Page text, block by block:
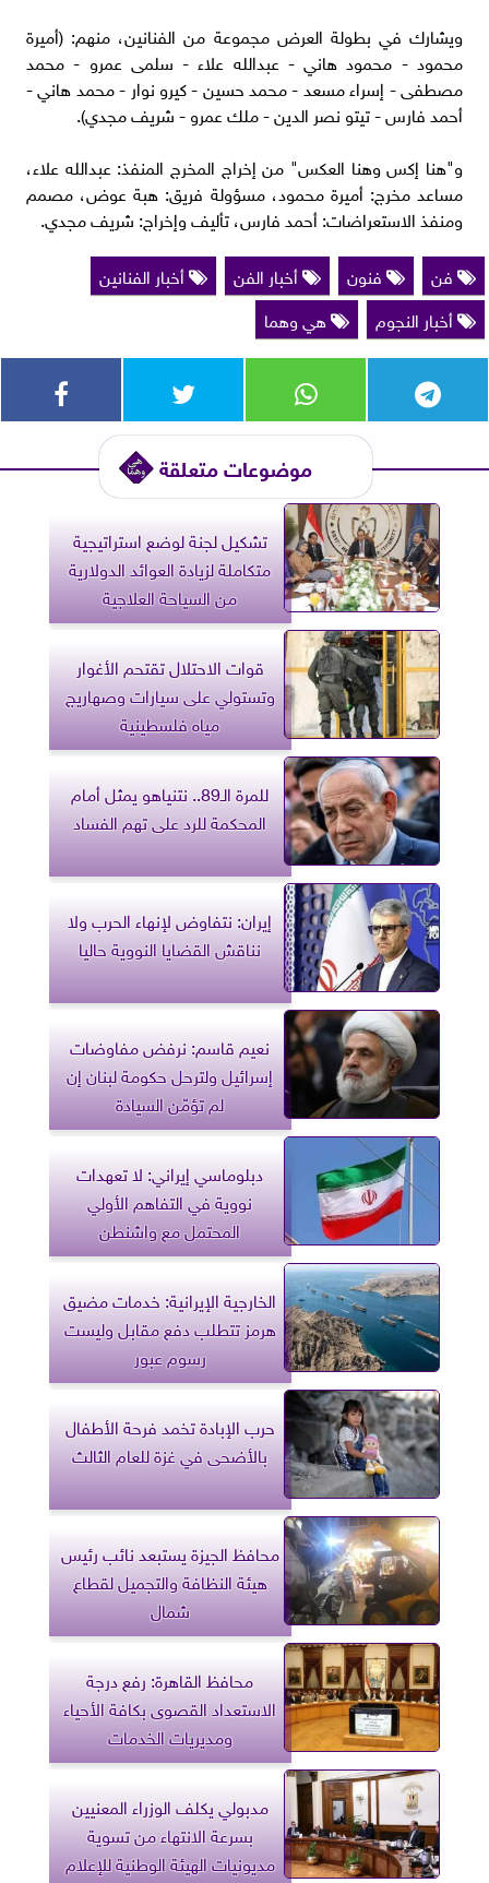
ويشارك في بطولة العرض مجموعة من الفنانين، منهم: (أميرة
محمود - محمود هاني - عبدالله علاء - سلمى عمرو - محمد
مصطفى - إسراء مسعد - محمد حسين - كيرو نوار - محمد هاني -
أحمد فارس - تيتو نصر الدين - ملك عمرو - شريف مجدي).
و"هنا إكس وهنا العكس" من إخراج المخرج المنفذ: عبدالله علاء،
مساعد مخرج: أميرة محمود، مسؤولة فريق: هبة عوض، مصمم
ومنفذ الاستعراضات: أحمد فارس، تأليف وإخراج: شريف مجدي.
فن
فنون أخبار الفن
أخبار الفنانين
أخبار النجوم
هي وهما
موضوعات متعلقة
تشكيل لجنة لوضع استراتيجية
متكاملة لزيادة العوائد الدولارية
من السياحة العلاجية
قوات الاحتلال تقتحم الأغوار
وتستولي على سيارات وصهاريج
مياه فلسطينية
للمرة الـ89.. نتنياهو يمثل أمام
المحكمة للرد على تهم الفساد
إيران: نتفاوض لإنهاء الحرب ولا
نناقش القضايا النووية حاليا
نعيم قاسم: نرفض مفاوضات
إسرائيل ولترحل حكومة لبنان إن
لم تؤمّن السيادة
دبلوماسي إيراني: لا تعهدات
نووية في التفاهم الأولي
المحتمل مع واشنطن
الخارجية الإيرانية: خدمات مضيق
هرمز تتطلب دفع مقابل وليست
رسوم عبور
حرب الإبادة تخمد فرحة الأطفال
بالأضحى في غزة للعام الثالث
محافظ الجيزة يستبعد نائب رئيس
هيئة النظافة والتجميل لقطاع
شمال
محافظ القاهرة: رفع درجة
الاستعداد القصوى بكافة الأحياء
ومديريات الخدمات
مدبولي يكلف الوزراء المعنيين
بسرعة الانتهاء من تسوية
مديونيات الهيئة الوطنية للإعلام